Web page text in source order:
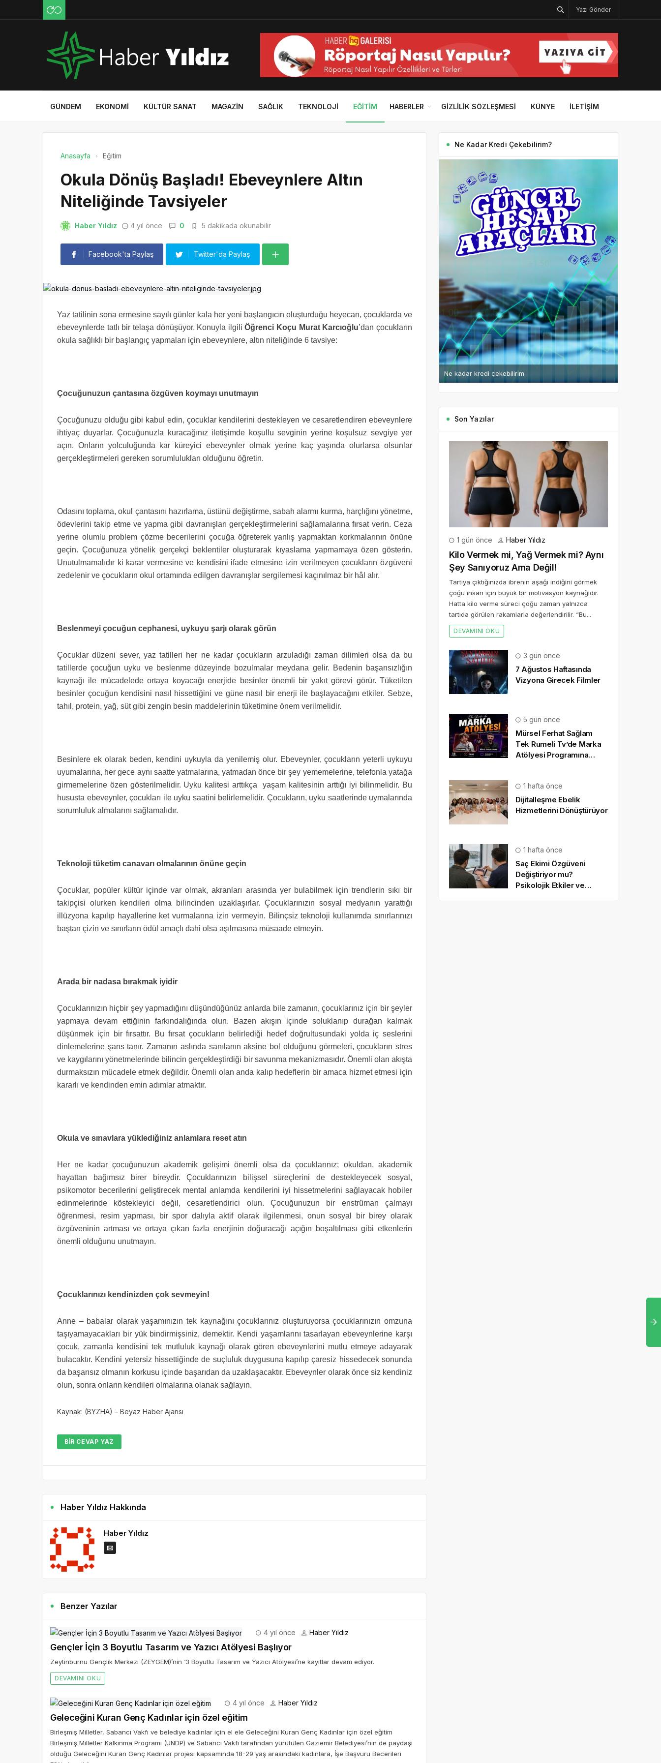
Yazı Gönder
GÜNDEM EKONOMI KÜLTÜR SANAT MAGAZIN SAĞLIK TEKNOLOJI EĞITIM HABERLER GIZLILIK SÖZLEŞMESI KÜNYE İLETIŞIM
Anasayfa Eğitim
Okula Dönüş Başladı! Ebeveynlere Altın
Niteliğinde Tavsiyeler
Haber Yıldız 4 yıl önce 0 5 dakikada okunabilir
Facebook'ta Paylaş Twitter'da Paylaş
Yaz tatilinin sona ermesine sayılı günler kala her yeni başlangıcın oluşturduğu heyecan, çocuklarda ve
ebeveynlerde tatlı bir telaşa dönüşüyor. Konuyla ilgiliÖğrenci Koçu Murat Karcıoğlu’dan çocukların
okula sağlıklı bir başlangıç yapmaları için ebeveynlere, altın niteliğinde 6 tavsiye:
Çocuğunuzun çantasına özgüven koymayı unutmayın
Çocuğunuzu olduğu gibi kabul edin, çocuklar kendilerini destekleyen ve cesaretlendiren ebeveynlere
ihtiyaç duyarlar. Çocuğunuzla kuracağınız iletişimde koşullu sevginin yerine koşulsuz sevgiye yer
açın. Onların yolculuğunda kar küreyici ebeveynler olmak yerine kaç yaşında olurlarsa olsunlar
gerçekleştirmeleri gereken sorumlulukları olduğunu öğretin.
Odasını toplama, okul çantasını hazırlama, üstünü değiştirme, sabah alarmı kurma, harçlığını yönetme,
ödevlerini takip etme ve yapma gibi davranışları gerçekleştirmelerini sağlamalarına fırsat verin. Ceza
yerine olumlu problem çözme becerilerini çocuğa öğreterek yanlış yapmaktan korkmalarının önüne
geçin. Çocuğunuza yönelik gerçekçi beklentiler oluşturarak kıyaslama yapmamaya özen gösterin.
Unutulmamalıdır ki karar vermesine ve kendisini ifade etmesine izin verilmeyen çocukların özgüveni
zedelenir ve çocukların okul ortamında edilgen davranışlar sergilemesi kaçınılmaz bir hâl alır.
Beslenmeyi çocuğun cephanesi, uykuyu şarjı olarak görün
Çocuklar düzeni sever, yaz tatilleri her ne kadar çocukların arzuladığı zaman dilimleri olsa da bu
tatillerde çocuğun uyku ve beslenme düzeyinde bozulmalar meydana gelir. Bedenin başarısızlığın
kaynağı ile mücadelede ortaya koyacağı enerjide besinler önemli bir yakıt görevi görür. Tüketilen
besinler çocuğun kendisini nasıl hissettiğini ve güne nasıl bir enerji ile başlayacağını etkiler. Sebze,
tahıl, protein, yağ, süt gibi zengin besin maddelerinin tüketimine önem verilmelidir.
Besinlere ek olarak beden, kendini uykuyla da yenilemiş olur. Ebeveynler, çocukların yeterli uykuyu
uyumalarına, her gece aynı saatte yatmalarına, yatmadan önce bir şey yememelerine, telefonla yatağa
girmemelerine özen gösterilmelidir. Uyku kalitesi arttıkça yaşam kalitesinin arttığı iyi bilinmelidir. Bu
hususta ebeveynler, çocukları ile uyku saatini belirlemelidir. Çocukların, uyku saatlerinde uymalarında
sorumluluk almalarını sağlamalıdır.
Teknoloji tüketim canavarı olmalarının önüne geçin
Çocuklar, popüler kültür içinde var olmak, akranları arasında yer bulabilmek için trendlerin sıkı bir
takipçisi olurken kendileri olma bilincinden uzaklaşırlar. Çocuklarınızın sosyal medyanın yarattığı
illüzyona kapılıp hayallerine ket vurmalarına izin vermeyin. Bilinçsiz teknoloji kullanımda sınırlarınızı
baştan çizin ve sınırların ödül amaçlı dahi olsa aşılmasına müsaade etmeyin.
Arada bir nadasa bırakmak iyidir
Çocuklarınızın hiçbir şey yapmadığını düşündüğünüz anlarda bile zamanın, çocuklarınız için bir şeyler
yapmaya devam ettiğinin farkındalığında olun. Bazen akışın içinde soluklanıp durağan kalmak
düşünmek için bir fırsattır. Bu fırsat çocukların belirlediği hedef doğrultusundaki yolda iç seslerini
dinlemelerine şans tanır. Zamanın aslında sanılanın aksine bol olduğunu görmeleri, çocukların stres
ve kaygılarını yönetmelerinde bilincin gerçekleştirdiği bir savunma mekanizmasıdır. Önemli olan akışta
durmaksızın mücadele etmek değildir. Önemli olan anda kalıp hedeflerin bir amaca hizmet etmesi için
kararlı ve kendinden emin adımlar atmaktır.
Okula ve sınavlara yüklediğiniz anlamlara reset atın
Her ne kadar çocuğunuzun akademik gelişimi önemli olsa da çocuklarınız; okuldan, akademik
hayattan bağımsız birer bireydir. Çocuklarınızın bilişsel süreçlerini de destekleyecek sosyal,
psikomotor becerilerini geliştirecek mental anlamda kendilerini iyi hissetmelerini sağlayacak hobiler
edinmelerinde köstekleyici değil, cesaretlendirici olun. Çocuğunuzun bir enstrüman çalmayı
öğrenmesi, resim yapması, bir spor dalıyla aktif olarak ilgilenmesi, onun sosyal bir birey olarak
özgüveninin artması ve ortaya çıkan fazla enerjinin doğuracağı açığın boşaltılması gibi etkenlerin
önemli olduğunu unutmayın.
Çocuklarınızı kendinizden çok sevmeyin!
Anne – babalar olarak yaşamınızın tek kaynağını çocuklarınız oluşturuyorsa çocuklarınızın omzuna
taşıyamayacakları bir yük bindirmişsiniz, demektir. Kendi yaşamlarını tasarlayan ebeveynlerine karşı
çocuk, zamanla kendisini tek mutluluk kaynağı olarak gören ebeveynlerini mutlu etmeye adayarak
bulacaktır. Kendini yetersiz hissettiğinde de suçluluk duygusuna kapılıp çaresiz hissedecek sonunda
da başarısız olmanın korkusu içinde başarıdan da uzaklaşacaktır. Ebeveynler olarak önce siz kendiniz
olun, sonra onların kendileri olmalarına olanak sağlayın.
Kaynak: (BYZHA) – Beyaz Haber Ajansı
BIR CEVAP YAZ
Haber Yıldız Hakkında
Haber Yıldız
Benzer Yazılar
4 yıl önce Haber Yıldız
Gençler İçin 3 Boyutlu Tasarım ve Yazıcı Atölyesi Başlıyor
Zeytinburnu Gençlik Merkezi (ZEYGEM)’nin ‘3 Boyutlu Tasarım ve Yazıcı Atölyesi’ne kayıtlar devam ediyor.
DEVAMINI OKU
4 yıl önce Haber Yıldız
Geleceğini Kuran Genç Kadınlar için özel eğitim
Birleşmiş Milletler, Sabancı Vakfı ve belediye kadınlar için el ele Geleceğini Kuran Genç Kadınlar için özel eğitim
Birleşmiş Milletler Kalkınma Programı (UNDP) ve Sabancı Vakfı tarafından yürütülen Gaziemir Belediyesi’nin de paydaşı
olduğu Geleceğini Kuran Genç Kadınlar projesi kapsamında 18-29 yaş arasındaki kadınlara, İşe Başvuru Becerileri
Ne Kadar Kredi Çekebilirim?
Ne kadar kredi çekebilirim
Son Yazılar
1 gün önce Haber Yıldız
Kilo Vermek mi, Yağ Vermek mi? Aynı
Şey Sanıyoruz Ama Değil!
Tartıya çıktığınızda ibrenin aşağı indiğini görmek
çoğu insan için büyük bir motivasyon kaynağıdır.
Hatta kilo verme süreci çoğu zaman yalnızca
tartıda görülen rakamlarla değerlendirilir. “Bu...
DEVAMINI OKU
3 gün önce
7 Ağustos Haftasında
Vizyona Girecek Filmler
5 gün önce
Mürsel Ferhat Sağlam
Tek Rumeli Tv’de Marka
Atölyesi Programına
1 hafta önce
Dijitalleşme Ebelik
Hizmetlerini Dönüştürüyor
1 hafta önce
Saç Ekimi Özgüveni
Değiştiriyor mu?
Psikolojik Etkiler ve